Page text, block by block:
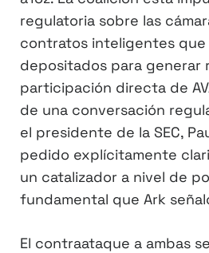
regulatoria sobre las
contratos inteligentes
depositados para generar
participación directa de
de una conversación
el presidente de la SEC,
pedido explícitamente
un catalizador a nivel de
fundamental que Ark
El contraataque a ambas